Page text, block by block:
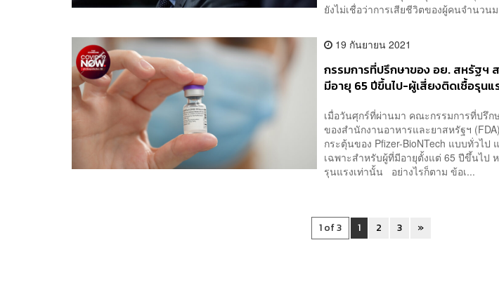
ยังไม่เชื่อว่าการเสียชีวิตของผู้คนจำนวน
19 กันยายน 2021
กรรมการที่ปรึกษาของ อย. สหรัฐฯ
มีอายุ 65 ปีขึ้นไป-ผู้เสี่ยงติดเชื้อรุน
เมื่อวันศุกร์ที่ผ่านมา คณะกรรมการที่ปรึ
ของสำนักงานอาหารและยาสหรัฐฯ
กระตุ้นของ Pfizer-BioNTech แบบทั่วไ
เฉพาะสำหรับผู้ที่มีอายุตั้งแต่ 65 ปีขึ้นไป
รุนแรงเท่านั้น อย่างไรก็ตาม ข้อเ...
1 of 3 1 2 3 »